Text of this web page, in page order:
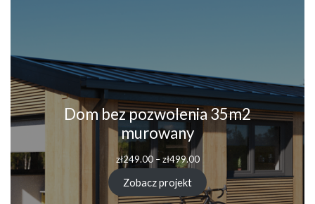
Dom bez pozwolenia 35m2
murowany
zł249.00 – zł499.00
Zobacz projekt